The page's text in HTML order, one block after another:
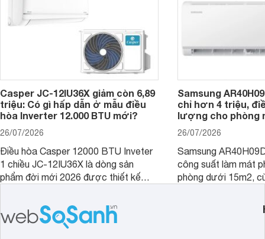
Casper JC-12IU36X giảm còn 6,89
triệu: Có gì hấp dẫn ở mẫu điều
hòa Inverter 12.000 BTU mới?
26/07/2026
Điều hòa Casper 12000 BTU Inveter
1 chiều JC-12IU36X là dòng sản
phẩm đời mới 2026 được thiết kế
sở hữu khả năng làm mát tốt mà còn
có giá bán rất hợp lý.
Samsung
chỉ hơn 4 triệu,
lượng cho phòng
26/07/2026
Samsung
công suất làm mát
phòng dưới 15m2,
phòng ngủ, phòng